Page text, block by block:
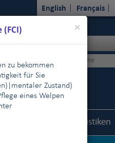
×Close
zu bekommen
für Sie
|mentaler Zustand)
eines Welpen
English Français
Statistiken